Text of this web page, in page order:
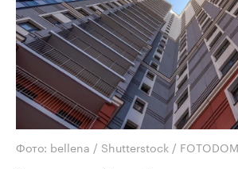
Фото: bellena / Shutterstock / FOTODOM